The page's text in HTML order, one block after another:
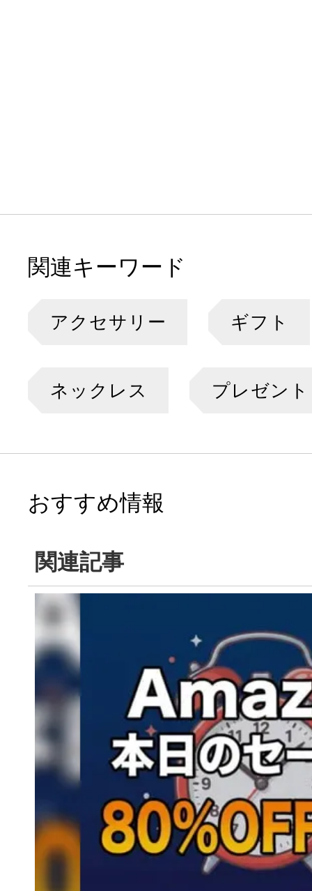
関連キーワード
アクセサリー ギフト
ネックレス プレゼント
おすすめ情報
関連記事